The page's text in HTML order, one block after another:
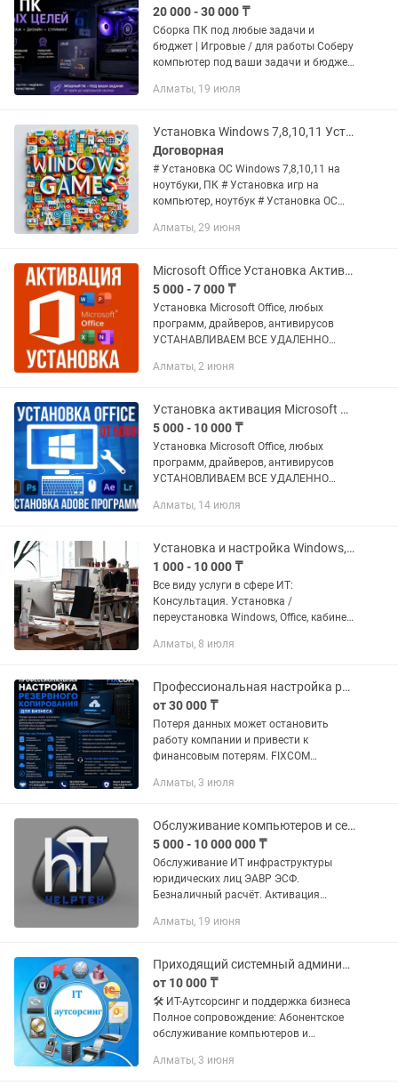
20 000 - 30 000 ₸
Сборка ПК под любые задачи и
бюджет | Игровые / для работы Соберу
компьютер под ваши задачи и бюджет
подбором комплектующих. Что вы
Алматы, 19 июля
Установка Windows 7,8,10,11 Установка игр на ПК,Ноутбук,Adobe,Office
Договорная
# Установка ОС Windows 7,8,10,11 на
ноутбуки, ПК # Установка игр на
компьютер, ноутбук # Установка ОС
Установка драйверов и программ #
Алматы, 29 июня
Microsoft Office Установка Активация, Autocad, Adobe программ Алматы
5 000 - 7 000 ₸
Установка Microsoft Office, любых
программ, драйверов, антивирусов
УСТАНАВЛИВАЕМ ВСЕ УДАЛЕННО
Установка Microsoft Office. Лицензия
Алматы, 2 июня
Установка активация Microsoft Office, Adobe программ Алматы
5 000 - 10 000 ₸
Установка Microsoft Office, любых
программ, драйверов, антивирусов
УСТАНОВЛИВАЕМ ВСЕ УДАЛЕННО
Установка Microsoft Office. Лицензия
Алматы, 14 июля
Установка и настройка Windows, Linux, Word, Exell и других программ
1 000 - 10 000 ₸
Все виду услуги в сфере ИТ:
Консультация. Установка /
переустановка Windows, Office, кабинет
программ. Установка и настройки
других...
Алматы, 8 июля
Профессиональная настройка резервного копирования для бизнеса
от 30 000 ₸
Потеря данных может остановить
работу компании и привести к
финансовым потерям. FIXCOM
резервного копирования для малого и
Настройка...
Алматы, 3 июля
Обслуживание компьютеров и серверов
5 000 - 10 000 000 ₸
Обслуживание ИТ инфраструктуры
юридических лиц ЭАВР ЭСФ.
Безналичный расчёт. Активация
Установка office и активация
сервера Установка...
Алматы, 19 июня
Приходящий системный администратор
от 10 000 ₸
🛠 ИТ-Аутсорсинг и поддержка бизнеса
Полное сопровождение: Абонентское
обслуживание компьютеров и
места под ключ: От закупа и сборки до
Алматы, 3 июня